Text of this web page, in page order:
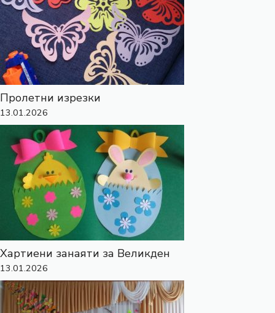
Пролетни изрезки
13.01.2026
Хартиени занаяти за Великден
13.01.2026